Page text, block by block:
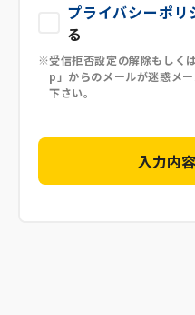
プライバシーポリ
る
受信拒否設定の解除も
p」からのメールが迷惑メ
下さい。